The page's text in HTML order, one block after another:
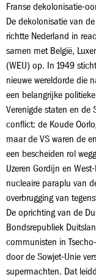
Franse dekolonisatie-
De dekolonisatie van
richtte Nederland in
samen met België,
(WEU) op. In 1949
nieuwe wereldorde die
een belangrijke
Verenigde staten en de
conflict: de Koude
maar de VS waren de
een bescheiden rol
IJzeren Gordijn en
nucleaire paraplu van
overbrugging van
De oprichting van de
Bondsrepubliek
communisten in
door de Sowjet-Unie
supermachten. Dat